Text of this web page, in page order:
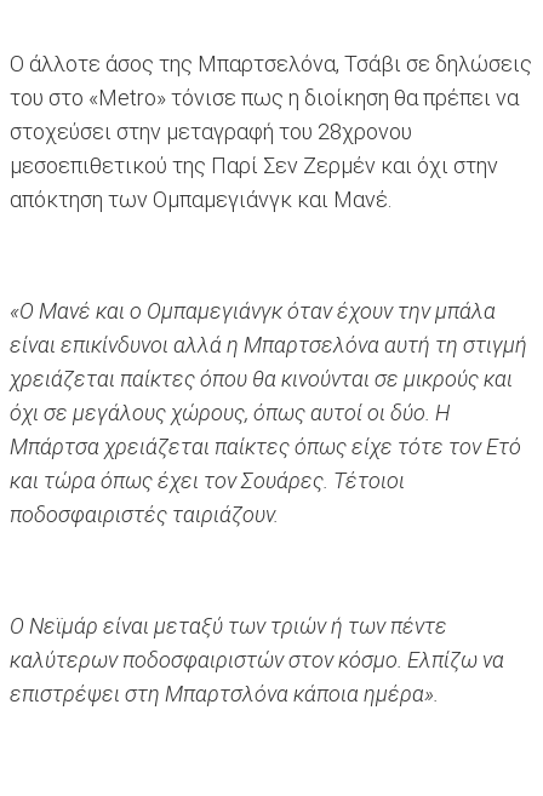
Ο άλλοτε άσος της Μπαρτσελόνα, Τσάβι σε δηλώσεις
του στο «Metro» τόνισε πως η διοίκηση θα πρέπει να
στοχεύσει στην μεταγραφή του 28χρονου
μεσοεπιθετικού της Παρί Σεν Ζερμέν και όχι στην
απόκτηση των Ομπαμεγιάνγκ και Μανέ.
«Ο Μανέ και ο Ομπαμεγιάνγκ όταν έχουν την μπάλα
είναι επικίνδυνοι αλλά η Μπαρτσελόνα αυτή τη στιγμή
χρειάζεται παίκτες όπου θα κινούνται σε μικρούς και
όχι σε μεγάλους χώρους, όπως αυτοί οι δύο. Η
Μπάρτσα χρειάζεται παίκτες όπως είχε τότε τον Ετό
και τώρα όπως έχει τον Σουάρες. Τέτοιοι
ποδοσφαιριστές ταιριάζουν.
Ο Νεϊμάρ είναι μεταξύ των τριών ή των πέντε
καλύτερων ποδοσφαιριστών στον κόσμο. Ελπίζω να
επιστρέψει στη Μπαρτσλόνα κάποια ημέρα».